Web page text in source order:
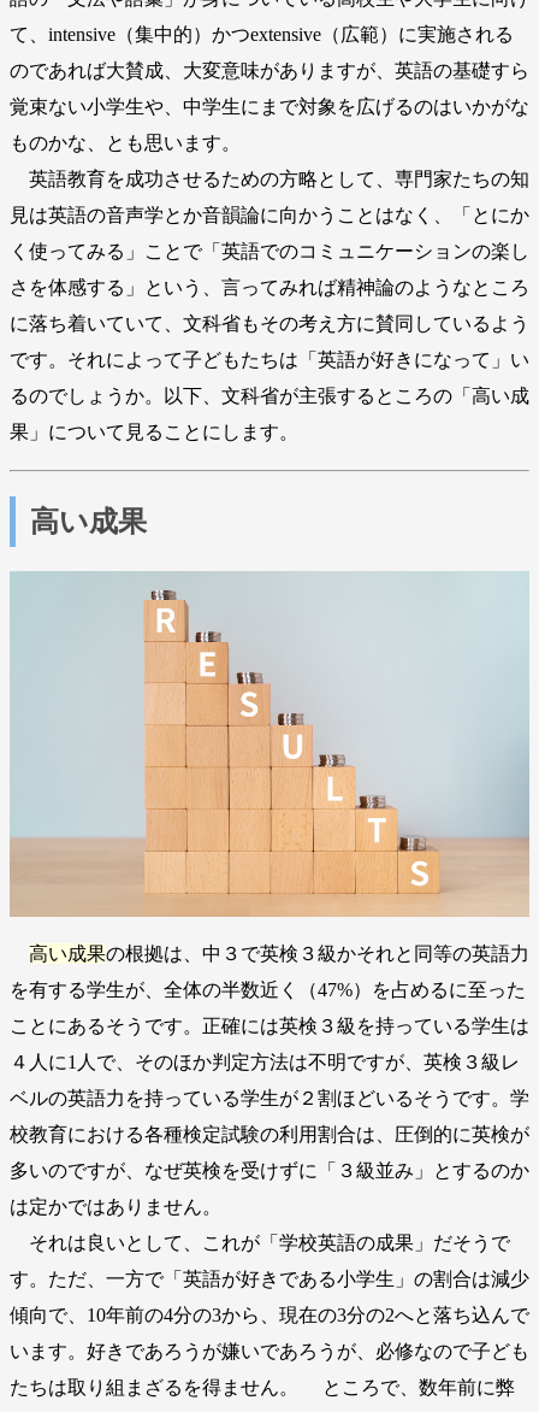
て、intensive（集中的）かつextensive（広範）に実施される
のであれば大賛成、大変意味がありますが、英語の基礎すら
覚束ない小学生や、中学生にまで対象を広げるのはいかがな
ものかな、とも思います。
英語教育を成功させるための方略として、専門家たちの知
見は英語の音声学とか音韻論に向かうことはなく、「とにか
く使ってみる」ことで「英語でのコミュニケーションの楽し
さを体感する」という、言ってみれば精神論のようなところ
に落ち着いていて、文科省もその考え方に賛同しているよう
です。それによって子どもたちは「英語が好きになって」い
るのでしょうか。以下、文科省が主張するところの「高い成
果」について見ることにします。
高い成果
高い成果の根拠は、中３で英検３級かそれと同等の英語力
を有する学生が、全体の半数近く（47%）を占めるに至った
ことにあるそうです。正確には英検３級を持っている学生は
４人に1人で、そのほか判定方法は不明ですが、英検３級レ
ベルの英語力を持っている学生が２割ほどいるそうです。学
校教育における各種検定試験の利用割合は、圧倒的に英検が
多いのですが、なぜ英検を受けずに「３級並み」とするのか
は定かではありません。
それは良いとして、これが「学校英語の成果」だそうで
す。ただ、一方で「英語が好きである小学生」の割合は減少
傾向で、10年前の4分の3から、現在の3分の2へと落ち込んで
います。好きであろうが嫌いであろうが、必修なので子ども
たちは取り組まざるを得ません。 ところで、数年前に弊